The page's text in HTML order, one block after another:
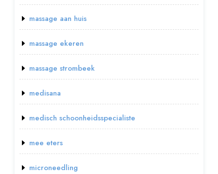
massage aan huis
massage ekeren
massage strombeek
medisana
medisch schoonheidsspecialiste
mee eters
microneedling